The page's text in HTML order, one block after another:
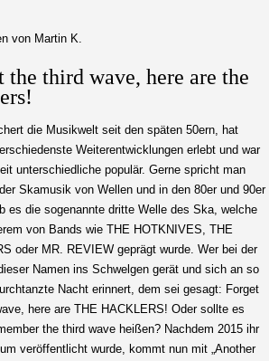
von Martin K.
the third wave, here are the
die Musikwelt seit den späten 50ern, hat
Weiterentwicklungen erlebt und war
unterschiedliche populär. Gerne spricht man
Skamusik von Wellen und in den 80er und 90er
es die sogenannte dritte Welle des Ska, welche
von Bands wie THE HOTKNIVES, THE
oder MR. REVIEW geprägt wurde. Wer bei der
Namen ins Schwelgen gerät und sich an so
Nacht erinnert, dem sei gesagt: Forget
here are THE HACKLERS! Oder sollte es
the third wave heißen? Nachdem 2015 ihr
veröffentlicht wurde, kommt nun mit „Another